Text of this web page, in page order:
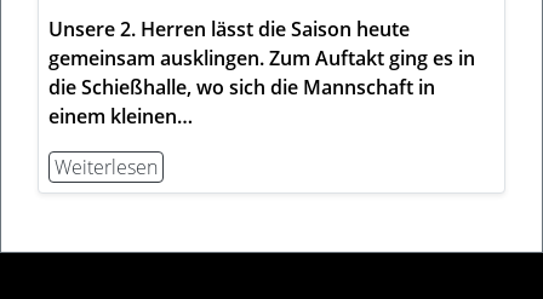
Unsere 2. Herren lässt die Saison heute
gemeinsam ausklingen. Zum Auftakt ging es in
die Schießhalle, wo sich die Mannschaft in
einem kleinen…
Weiterlesen